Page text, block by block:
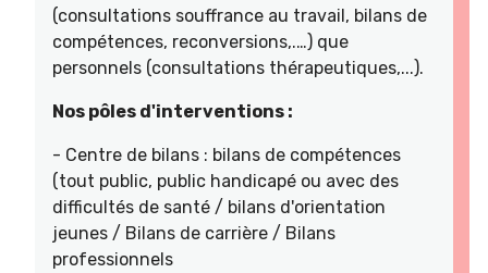
(consultations souffrance au travail, bilans de
compétences, reconversions,.…) que
personnels (consultations thérapeutiques,...).
Nos pôles d'interventions :
- Centre de bilans : bilans de compétences
(tout public, public handicapé ou avec des
difficultés de santé / bilans d'orientation
jeunes / Bilans de carrière / Bilans
professionnels